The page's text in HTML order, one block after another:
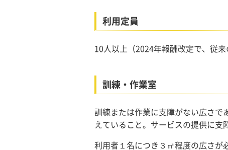
利用定員
10人以上（2024年報酬改定で、従
訓練・作業室
訓練または作業に支障がない広さで
えていること。サービスの提供に支
利用者１名につき３㎡程度の広さが